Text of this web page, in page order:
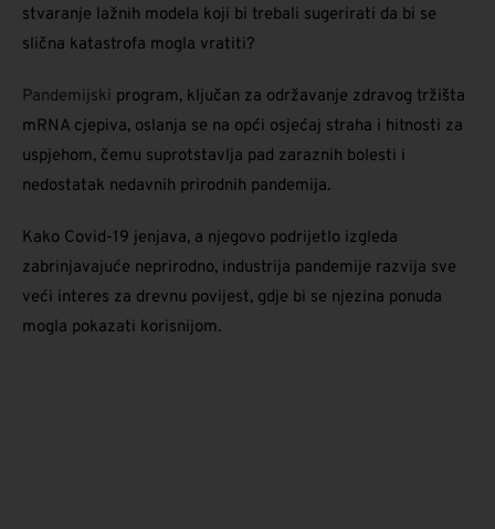
stvaranje lažnih modela koji bi trebali sugerirati da bi se
slična katastrofa mogla vratiti?
Pandemijski program, ključan za održavanje zdravog tržišta
mRNA cjepiva, oslanja se na opći osjećaj straha i hitnosti za
uspjehom, čemu suprotstavlja pad zaraznih bolesti i
nedostatak nedavnih prirodnih pandemija.
Kako Covid-19 jenjava, a njegovo podrijetlo izgleda
zabrinjavajuće neprirodno, industrija pandemije razvija sve
veći interes za drevnu povijest, gdje bi se njezina ponuda
mogla pokazati korisnijom.